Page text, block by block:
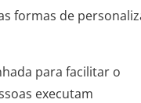
formas de
para facilitar o
executam